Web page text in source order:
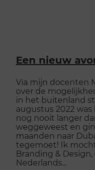
Een nieuw
Via mijn docenten
over de
in het buitenland
augustus 2022
nog nooit langer
weggeweest en
maanden naar
tegemoet! Ik
Branding &
Nederlands...